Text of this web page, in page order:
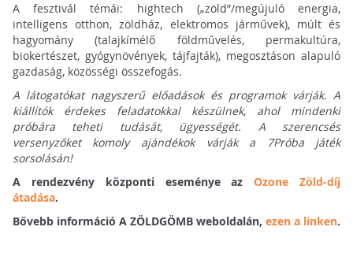
A fesztivál témái: hightech („zöld”/megújuló energia,
intelligens otthon, zöldház, elektromos járművek), múlt és
hagyomány (talajkímélő földművelés, permakultúra,
biokertészet, gyógynövények, tájfajták), megosztáson alapuló
gazdaság, közösségi összefogás.
A látogatókat nagyszerű előadások és programok várják. A
kiállítók érdekes feladatokkal készülnek, ahol mindenki
próbára teheti tudását, ügyességét. A szerencsés
versenyzőket komoly ajándékok várják a 7Próba játék
sorsolásán!
A rendezvény központi eseménye azOzone Zöld-díj
átadása.
Bővebb információ A ZÖLDGÖMB weboldalán, ezen a linken.